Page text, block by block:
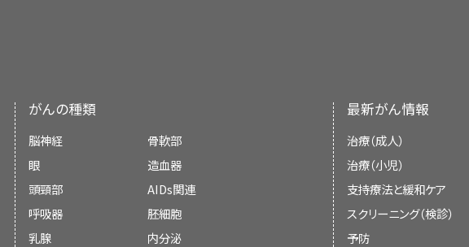
CTスキャン（CATスキャン）
：この検査では、コンピ
線装置を使用して、腹部など、体内の領域を様々な角度
続画像を作成します。臓器や組織をより鮮明に映し出す
注射したり、患者さんに造影剤を飲んでもらったり
この検査法はコンピュータ断層撮影法（CT）やコンピュ
患者さんの健康状態と快適さ
がんにより生じている症状
肝部分切除術（肝臓のがんに侵されている部分を切除する手術
組織の楔状切除、肝
全体の切除、肝臓の大部分とが
などが行われます。手術後も、残った肝臓組織によって肝臓の
再生することもあります。
がんの種類
脳神経
眼
頭頸部
呼吸器
乳腺
骨軟部
造血器
AIDs関連
胚細胞
内分泌
最新がん情報
治療（成人）
治療（小児）
支持療法と緩和ケア
スクリーニング（検診）
予防